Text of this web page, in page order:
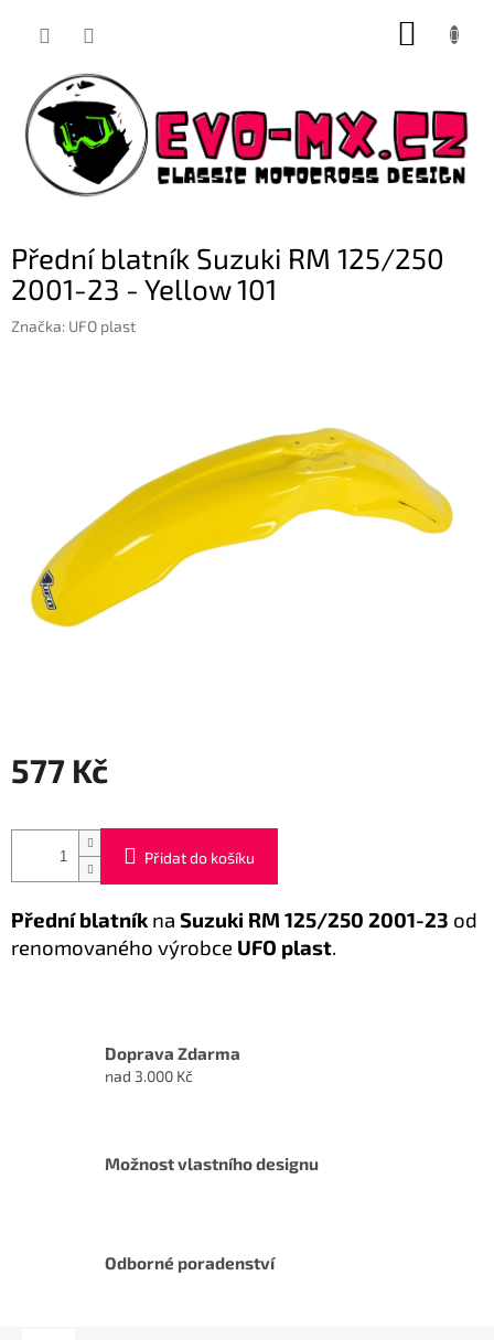
Přední blatník Suzuki RM 125/250
2001-23 - Yellow 101
Značka: UFO plast
577 Kč
cena:
Přidat do košíku
Přední blatník na Suzuki RM 125/250 2001-23 od
renomovaného výrobce UFO plast.
Doprava Zdarma
nad 3.000 Kč
Možnost vlastního designu
Odborné poradenství